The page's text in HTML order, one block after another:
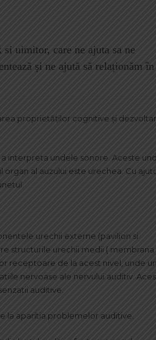
uimitor, care ne ajuta sa ne
și ne ajută să relaționăm în
proprietăţilor cognitive şi
interpreta undele sonore. Aceste
organ al auzului este urechea. Cu
urechii externe (pavilion si
structurile urechii medii ( membrana
receptoare de la acest nivel, unde
nervoase ale nervului auditiv.
auditive.
la aparitia problemelor auditive.